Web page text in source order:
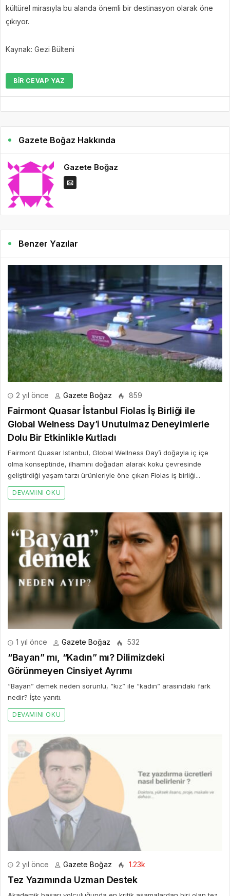
kültürel mirasıyla bu alanda önemli bir destinasyon olarak öne
çıkıyor.
Kaynak: Gezi Bülteni
BIR CEVAP YAZ
Gazete Boğaz Hakkında
Gazete Boğaz
Benzer Yazılar
2 yıl önce Gazete Boğaz 859
Fairmont Quasar İstanbul Fiolas İş Birliği ile
Global Welness Day’i Unutulmaz Deneyimlerle
Dolu Bir Etkinlikle Kutladı
Fairmont Quasar Istanbul, Global Wellness Day’i doğayla iç içe
olma konseptinde, ilhamını doğadan alarak koku çevresinde
geliştirdiği yaşam tarzı ürünleriyle öne çıkan Fiolas iş birliği...
DEVAMINI OKU
1 yıl önce Gazete Boğaz 532
“Bayan” mı, “Kadın” mı? Dilimizdeki
Görünmeyen Cinsiyet Ayrımı
“Bayan” demek neden sorunlu, “kız” ile “kadın” arasındaki fark
nedir? İşte yanıtı.
DEVAMINI OKU
2 yıl önce Gazete Boğaz 1.23k
Tez Yazımında Uzman Destek